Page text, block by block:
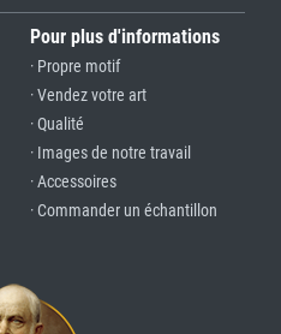
Pour plus d'informations
· Propre motif
· Vendez votre art
· Qualité
· Images de notre travail
· Accessoires
· Commander un échantillon